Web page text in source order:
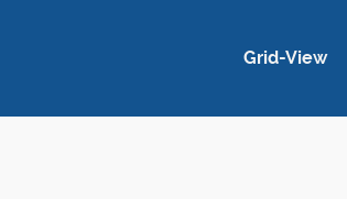
Grid-View